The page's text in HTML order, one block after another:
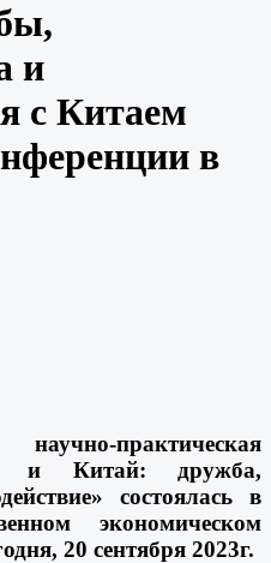
и
с Китаем
в
практическая
и Китай: дружба,
состоялась в
экономическом
20 сентября 2023г.